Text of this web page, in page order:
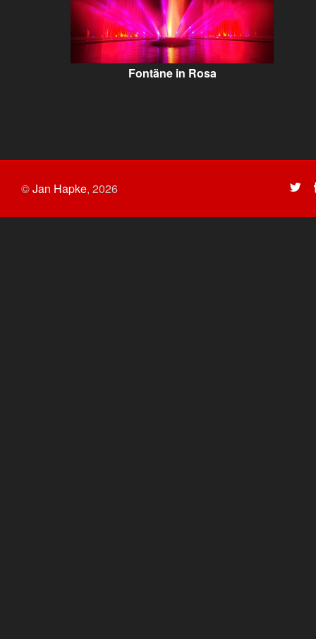
Fontäne in Rosa
©Jan Hapke, 2026